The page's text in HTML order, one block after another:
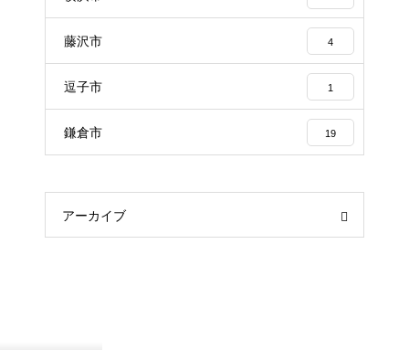
藤沢市 4
逗子市 1
鎌倉市 19
アーカイブ